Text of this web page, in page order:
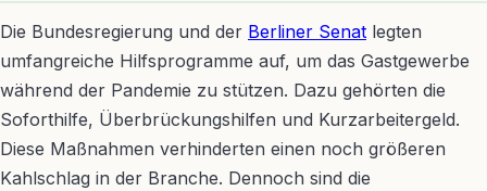
Die Bundesregierung und der Berliner Senat legten
umfangreiche Hilfsprogramme auf, um das Gastgewerbe
während der Pandemie zu stützen. Dazu gehörten die
Soforthilfe, Überbrückungshilfen und Kurzarbeitergeld.
Diese Maßnahmen verhinderten einen noch größeren
Kahlschlag in der Branche. Dennoch sind die